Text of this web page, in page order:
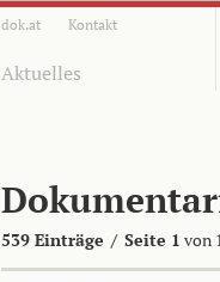
dok.at Kontakt
Aktuelles
539 Einträge / Seite 1 von